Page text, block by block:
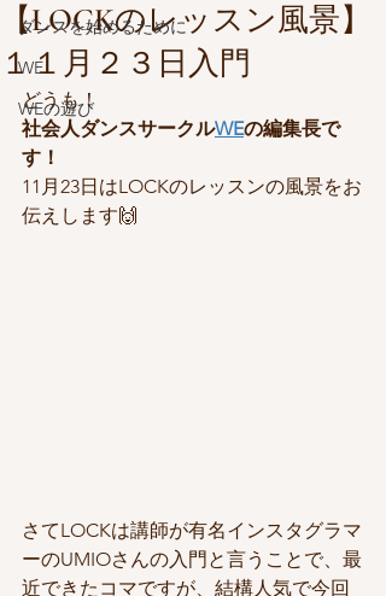
ダンスを始めるために
WE
WEの遊び
【LOCKのレッスン風景】
１１月２３日入門
どうも！
社会人ダンスサークルWEの編集長で
す！
11月23日はLOCKのレッスンの風景をお
伝えします🙌
さてLOCKは講師が有名インスタグラマ
ーのUMIOさんの入門と言うことで、最
近できたコマですが、結構人気で今回